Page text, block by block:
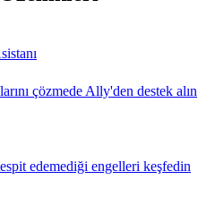
çözmede Ally'den destek alın
edemediği engelleri keşfedin